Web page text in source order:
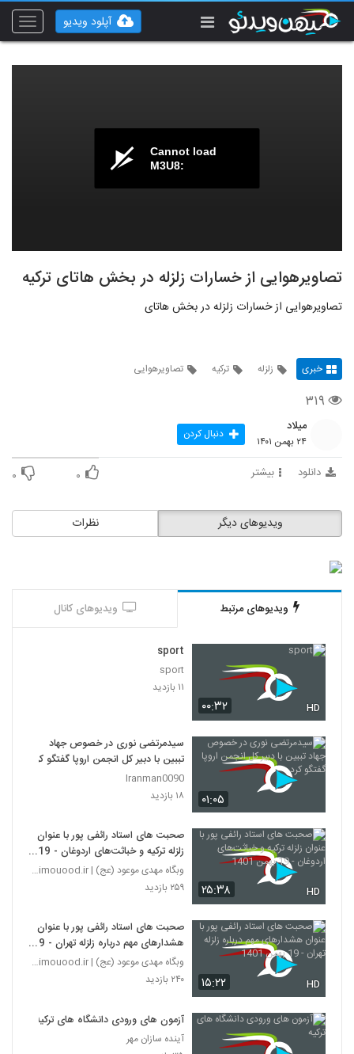
Toggle
آپلود ویدیو
Cannot load
M3U8:
تصاویرهوایی از خسارات زلزله در بخش هاتای ترکیه
تصاویرهوایی از خسارات زلزله در بخش هاتای
خبری زلزله ترکیه تصاویرهوایی
۳۱۹
میلاد
۲۴ بهمن ۱۴۰۱ دنبال کردن
دانلود بیشتر ۰ ۰
نظرات ویدیوهای دیگر
ویدیوهای مرتبط ویدیوهای کانال
۰۰:۳۲ HD
sport
sport
۱۱ بازدید
۰۱:۰۵
سیدمرتضی نوری در خصوص جهاد
تببین با دبیر کل انجمن اروپا گفتگو کرد
Iranman0090
۱۸ بازدید
۲۵:۳۸ HD
صحبت های استاد رائفی پور با عنوان
زلزله ترکیه و خباثت‌های اردوغان - 19
بهمن 1401
وبگاه مهدی موعود (عج) | mahdimouood.ir
۲۵۹ بازدید
۱۵:۲۲ HD
صحبت های استاد رائفی پور با عنوان
هشدارهای مهم درباره زلزله تهران - 19
بهمن 1401
وبگاه مهدی موعود (عج) | mahdimouood.ir
۲۴۰ بازدید
آزمون های ورودی دانشگاه های ترکیه
آینده سازان مهر